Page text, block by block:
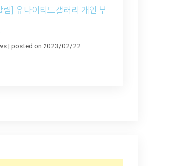
림] 유나이티드갤러리 개인 부
| posted on 2023/02/22